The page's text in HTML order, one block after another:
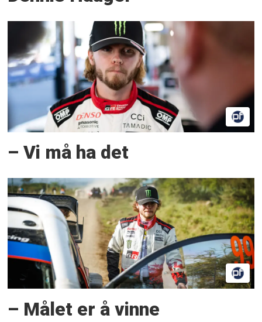
– Vi må ha det
– Målet er å vinne